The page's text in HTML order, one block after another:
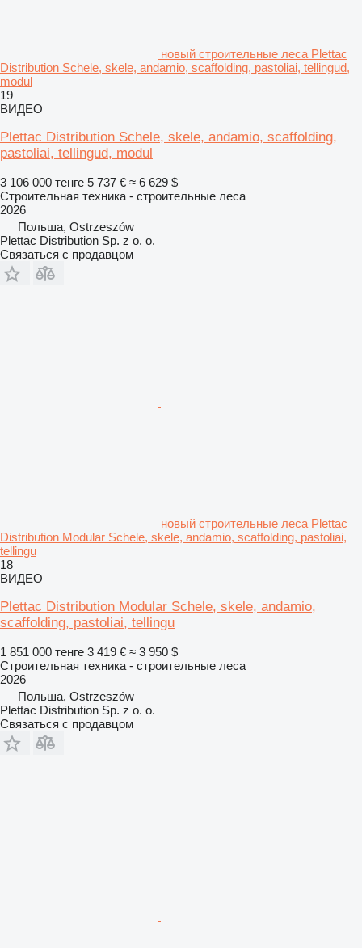
новый строительные леса Plettac
Distribution Schele, skele, andamio, scaffolding, pastoliai, tellingud,
modul
19
ВИДЕО
Plettac Distribution Schele, skele, andamio, scaffolding,
pastoliai, tellingud, modul
3 106 000 тенге 5 737 € ≈ 6 629 $
Строительная техника - строительные леса
2026
Польша, Ostrzeszów
Plettac Distribution Sp. z o. o.
Связаться с продавцом
новый строительные леса Plettac
Distribution Modular Schele, skele, andamio, scaffolding, pastoliai,
tellingu
18
ВИДЕО
Plettac Distribution Modular Schele, skele, andamio,
scaffolding, pastoliai, tellingu
1 851 000 тенге 3 419 € ≈ 3 950 $
Строительная техника - строительные леса
2026
Польша, Ostrzeszów
Plettac Distribution Sp. z o. o.
Связаться с продавцом